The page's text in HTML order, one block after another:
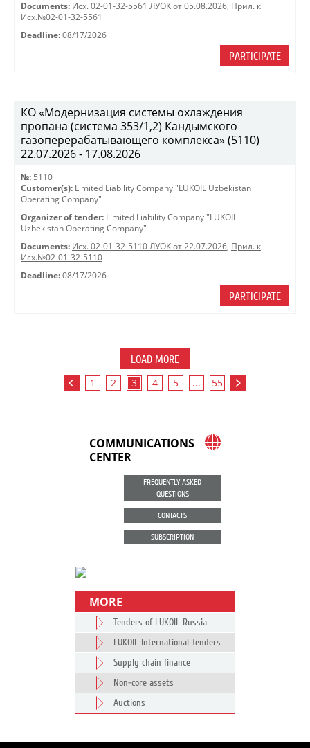
Documents: Исх. 02-01-32-5561 ЛУОК от 05.08.2026, Прил. к
Исх.№02-01-32-5561
Deadline: 08/17/2026
PARTICIPATE
КО «Модернизация системы охлаждения
пропана (система 353/1,2) Кандымского
газоперерабатывающего комплекса» (5110)
22.07.2026 - 17.08.2026
№: 5110
Customer(s): Limited Liability Company "LUKOIL Uzbekistan
Operating Company"
Organizer of tender: Limited Liability Company "LUKOIL
Uzbekistan Operating Company"
Documents: Исх. 02-01-32-5110 ЛУОК от 22.07.2026, Прил. к
Исх.№02-01-32-5110
Deadline: 08/17/2026
PARTICIPATE
LOAD MORE
1 2 3 4 5 ... 55
COMMUNICATIONS
CENTER
FREQUENTLY ASKED
QUESTIONS
CONTACTS
SUBSCRIPTION
MORE
Tenders of LUKOIL Russia
LUKOIL International Tenders
Supply chain finance
Non-core assets
Auctions